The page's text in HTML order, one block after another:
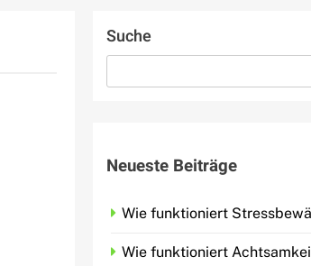
Suche
Neueste Beiträge
Wie funktioniert
Wie funktioniert